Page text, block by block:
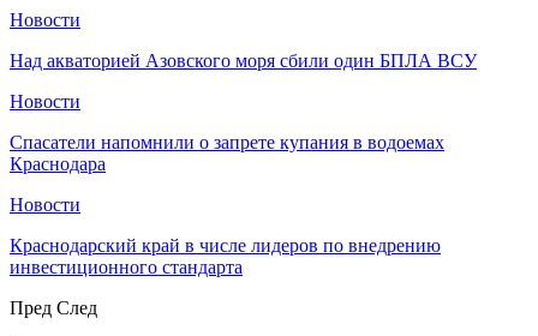
Новости
Над акваторией Азовского моря сбили один БПЛА ВСУ
Новости
Спасатели напомнили о запрете купания в водоемах
Краснодара
Новости
Краснодарский край в числе лидеров по внедрению
инвестиционного стандарта
Пред След